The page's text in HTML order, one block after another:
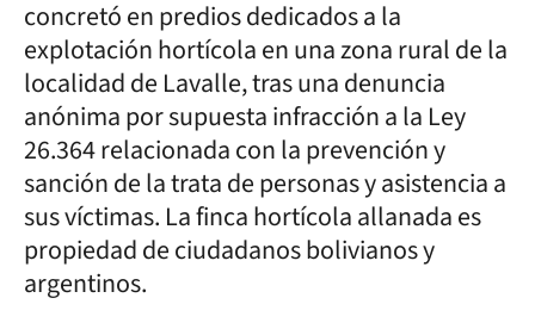
concretó en predios dedicados a la
explotación hortícola en una zona rural de la
localidad de Lavalle, tras una denuncia
anónima por supuesta infracción a la Ley
26.364 relacionada con la prevención y
sanción de la trata de personas y asistencia a
sus víctimas. La finca hortícola allanada es
propiedad de ciudadanos bolivianos y
argentinos.